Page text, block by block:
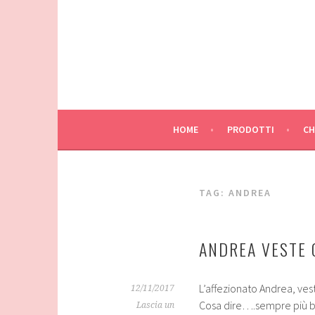
HOME PRODOTTI
TAG: ANDREA
ANDREA VESTE
12/11/2017
Lascia un
L’affezionato Andrea,
Cosa dire….sempre più